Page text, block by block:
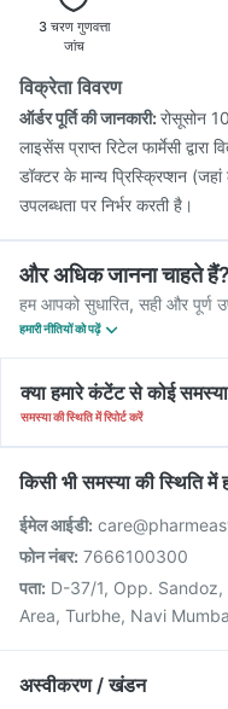
3 चरण गुणवत्ता
जांच
विक्रेता विवरण
ऑर्डर पूर्ति की जानकारी:रोसूसोन
लाइसेंस प्राप्त रिटेल फार्मेसी
डॉक्टर के मान्य प्रिस्क्रिप्शन
उपलब्धता पर निर्भर करती है।
और अधिक जानना चाहते हैं?
हम आपको सुधारित, सही और पूर्ण
हमारी नीतियों को पढ़ें
क्या हमारे कंटेंट से कोई
समस्या की स्थिति में रिपोर्ट करें
किसी भी समस्या की स्थिति
ईमेल आईडी:
फोन नंबर: 7666100300
पता: D-37/1, Opp.
Area, Turbhe, Navi
अस्वीकरण / खंडन